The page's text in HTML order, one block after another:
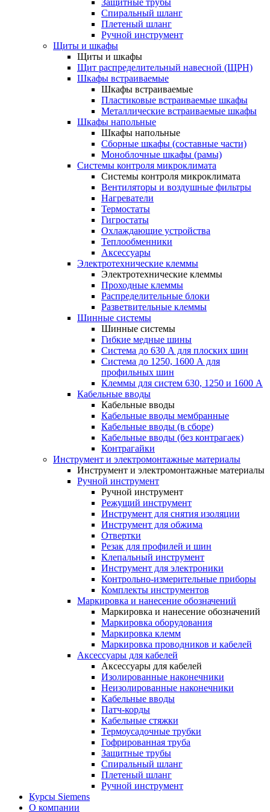
Защитные трубы
Спиральный шланг
Плетеный шланг
Ручной инструмент
Щиты и шкафы
Щиты и шкафы
Щит распределительный навесной (ЩРН)
Шкафы встраиваемые
Шкафы встраиваемые
Пластиковые встраиваемые шкафы
Металлические встраиваемые шкафы
Шкафы напольные
Шкафы напольные
Сборные шкафы (составные части)
Моноблочные шкафы (рамы)
Системы контроля микроклимата
Системы контроля микроклимата
Вентиляторы и воздушные фильтры
Нагреватели
Термостаты
Гигростаты
Охлаждающие устройства
Теплообменники
Аксессуары
Электротехнические клеммы
Электротехнические клеммы
Проходные клеммы
Распределительные блоки
Разветвительные клеммы
Шинные системы
Шинные системы
Гибкие медные шины
Система до 630 А для плоских шин
Система до 1250, 1600 А для
профильных шин
Клеммы для систем 630, 1250 и 1600 А
Кабельные вводы
Кабельные вводы
Кабельные вводы мембранные
Кабельные вводы (в сборе)
Кабельные вводы (без контрагаек)
Контрагайки
Инструмент и электромонтажные материалы
Инструмент и электромонтажные материалы
Ручной инструмент
Ручной инструмент
Режущий инструмент
Инструмент для снятия изоляции
Инструмент для обжима
Отвертки
Резак для профилей и шин
Клепальный инструмент
Инструмент для электроники
Контрольно-измерительные приборы
Комплекты инструментов
Маркировка и нанесение обозначений
Маркировка и нанесение обозначений
Маркировка оборудования
Маркировка клемм
Маркировка проводников и кабелей
Аксессуары для кабелей
Аксессуары для кабелей
Изолированные наконечники
Неизолированные наконечники
Кабельные вводы
Патч-корды
Кабельные стяжки
Термоусадочные трубки
Гофрированная труба
Защитные трубы
Спиральный шланг
Плетеный шланг
Ручной инструмент
Курсы Siemens
О компании